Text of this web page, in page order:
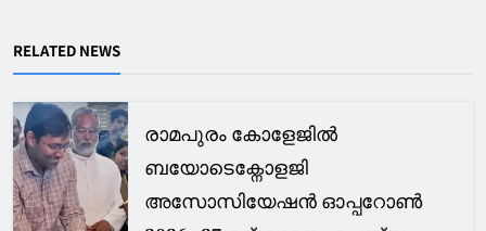
RELATED NEWS
രാമപുരം കോളേജിൽ
ബയോടെക്നോളജി
അസോസിയേഷൻ ഓപ്പറോൺ